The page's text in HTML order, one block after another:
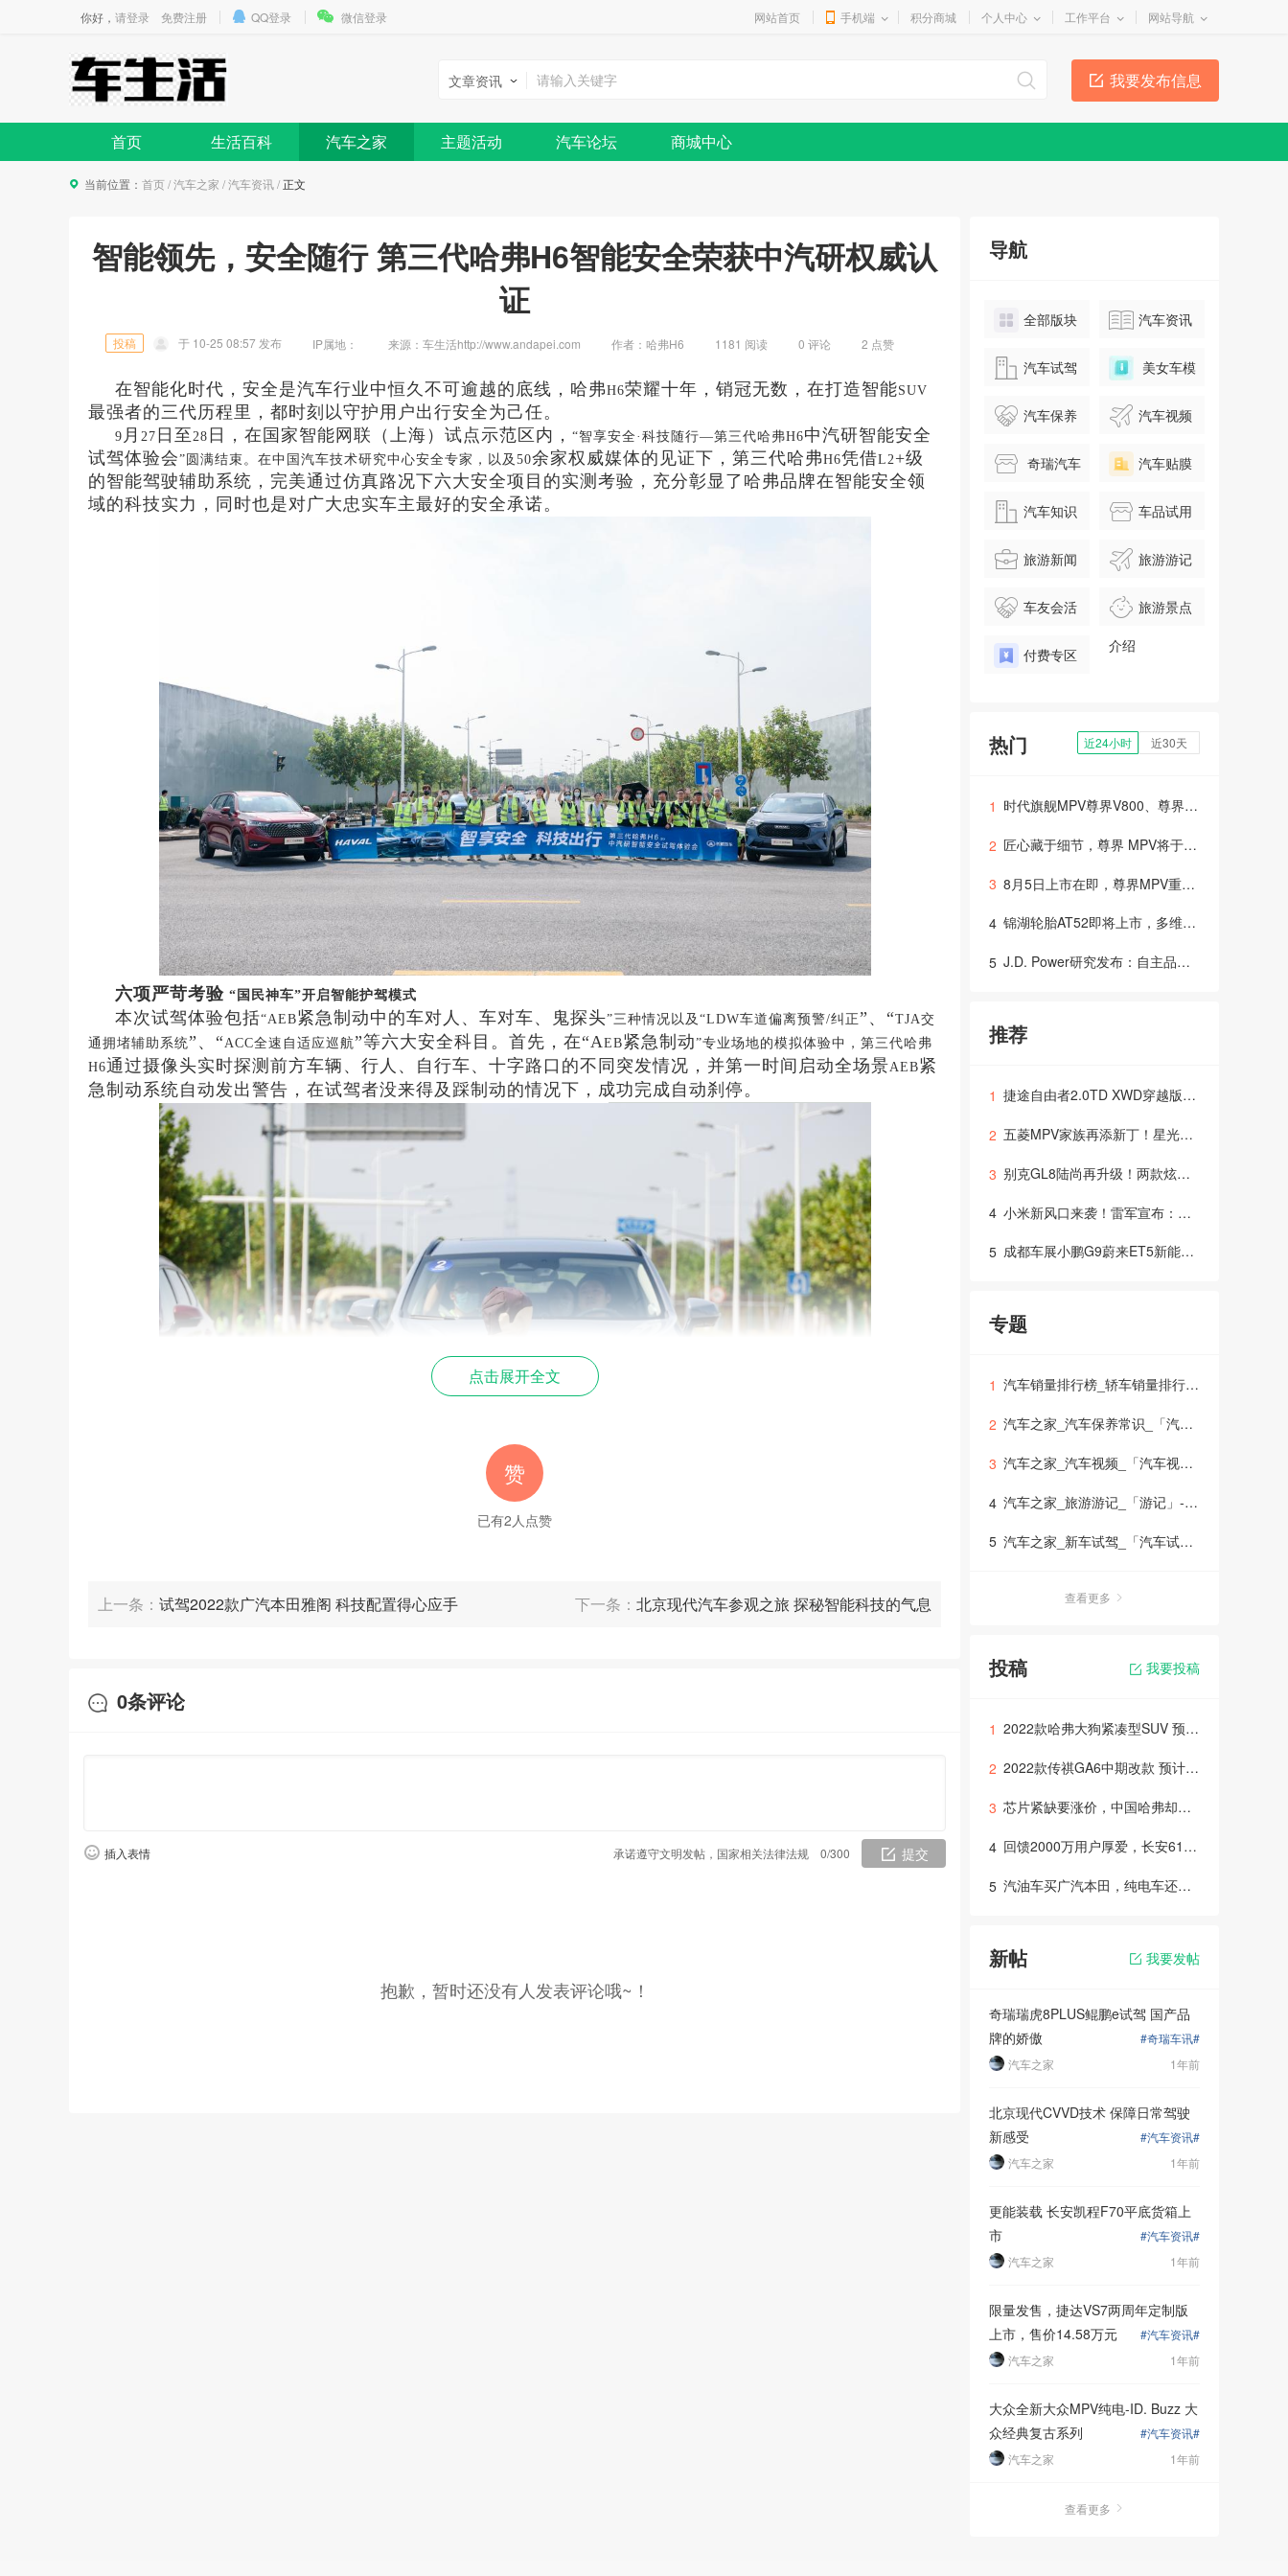
你好， 请登录 免费注册 QQ登录 微信登录 网站首页 手机端 积分商城 个人中心 工作平台 网站导航
我要发布信息
文章资讯
首页 生活百科 汽车之家 主题活动 汽车论坛 商城中心
当前位置： 首页/汽车之家 /汽车资讯/正文
智能领先，安全随行 第三代哈弗H6智能安全荣获中汽研权威认
证
投稿 于 10-25 08:57发布 IP属地： 来源：车生活http://www.andapei.com 作者：哈弗H6 1181 阅读 0 评论 2 点赞
在智能化时代，安全是汽车行业中恒久不可逾越的底线，哈弗H6荣耀十年，销冠无数，在打造智能SUV
最强者的三代历程里，都时刻以守护用户出行安全为己任。
9 月 27 日至28 日，在国家智能网联（上海）试点示范区内， “智享安全·科技随行—第三代哈弗H6中汽研智能安全
试驾体验会”圆满结束。在中国汽车技术研究中心安全专家，以及50余家权威媒体的见证下，第三代哈弗H6凭借L2+级
的智能驾驶辅助系统，完美通过仿真路况下六大安全项目的实测考验，充分彰显了哈弗品牌在智能安全领
域的科技实力，同时也是对广大忠实车主最好的安全承诺。
六项严苛考验 “国民神车”开启智能护驾模式
本次试驾体验包括“AEB紧急制动中的车对人、车对车、鬼探头”三种情况以及“LDW车道偏离预警/纠正”、“TJA交
通拥堵辅助系统”、“ACC全速自适应巡航”等六大安全科目。首先，在“AEB紧急制动”专业场地的模拟体验中，第三代哈弗
H6通过摄像头实时探测前方车辆、行人、自行车、十字路口的不同突发情况，并第一时间启动全场景AEB紧
急制动系统自动发出警告， 在试驾者没来得及踩制动的情况下， 成功完成自动刹停。
当车辆行驶至TJA拥堵与全速段ACC自适应巡航的组合测试路段时，时速保持在60公里以下的第三代哈弗
，通过车距传感器扫描车辆前方道路，监测与前车车距。轮速传感器采集车速信号，协调制动系统、发
点击展开全文
赞
已有2人点赞
上一条： 试驾2022款广汽本田雅阁 科技配置得心应手 下一条： 北京现代汽车参观之旅 探秘智能科技的气息
0条评论
插入表情 提交
承诺遵守文明发帖，国家相关法律法规 0/300
抱歉，暂时还没有人发表评论哦~！
导航
全部版块 汽车资讯
汽车试驾 美女车模
汽车保养 汽车视频
奇瑞汽车 汽车贴膜
汽车知识 车品试用
旅游新闻 旅游游记
车友会活
动
旅游景点
介绍
付费专区
热门 近24小时 近30天
1 时代旗舰MPV尊界V800、尊界V680上市，售价64.8万元起
2 匠心藏于细节，尊界 MPV将于8月5日正式上市
3 8月5日上市在即，尊界MPV重新定义超豪华出行体验？
4 锦湖轮胎AT52即将上市，多维度技术支撑全场景出行需求，打造全地形轮胎新选择
5 J.D. Power研究发布：自主品牌新车质量表现首次超越主流国际品牌及豪华品牌，行业竞争焦点转向用户
推荐
1 捷途自由者2.0TD XWD穿越版，燃爆上市！
2 五菱MPV家族再添新丁！星光730官图惊艳你的眼球，四季度上市，多种动力等你来选择！
3 别克GL8陆尚再升级！两款炫酷内饰配色登场，售价仅24.99万起
4 小米新风口来袭！雷军宣布：首款SUV YU7，6月26日震撼上市！
5 成都车展小鹏G9蔚来ET5新能源汽车的天下？
专题
1 汽车销量排行榜_轿车销量排行榜_suv销量排行榜_mpv销量排行榜_「销量排行榜」
2 汽车之家_汽车保养常识_「汽车保养」-车生活
3 汽车之家_汽车视频_「汽车视频大全」-车生活
4 汽车之家_旅游游记_「游记」-车生活
5 汽车之家_新车试驾_「汽车试驾」
查看更多
投稿 我要投稿
1 2022款哈弗大狗紧凑型SUV 预计2022年初上市
2 2022款传祺GA6中期改款 预计年底或明年初推出上市
3 芯片紧缺要涨价，中国哈弗却降价！618宠粉节错过就无了！
4 回馈2000万用户厚爱，长安618拼车节火热开启！
5 汽油车买广汽本田，纯电车还是选广汽本田！绎乐凭实力圈粉
新帖 我要发帖
奇瑞瑞虎8PLUS鲲鹏e试驾 国产品
牌的娇傲
#奇瑞车讯#
1年前
汽车之家
北京现代CVVD技术 保障日常驾驶
新感受
#汽车资讯#
1年前
汽车之家
更能装载 长安凯程F70平底货箱上
市
#汽车资讯#
1年前
汽车之家
限量发售，捷达VS7两周年定制版
上市，售价14.58万元
#汽车资讯#
1年前
汽车之家
大众全新大众MPV纯电-ID. Buzz 大
众经典复古系列
#汽车资讯#
1年前
汽车之家
查看更多